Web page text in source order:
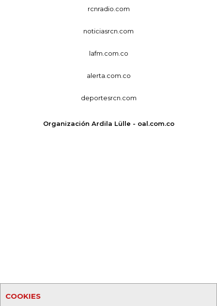
COOKIES
rcnradio.com
noticiasrcn.com
lafm.com.co
alerta.com.co
deportesrcn.com
Organización Ardila Lülle - oal.com.co